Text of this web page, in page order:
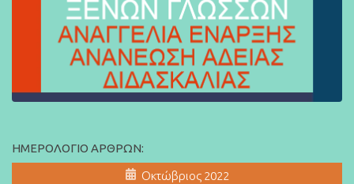
ΗΜΕΡΟΛΌΓΙΟ ΆΡΘΡΩΝ:
Οκτώβριος 2022